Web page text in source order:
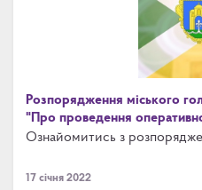
Розпорядження міського
"Про проведення
Ознайомитись з
17 січня 2022